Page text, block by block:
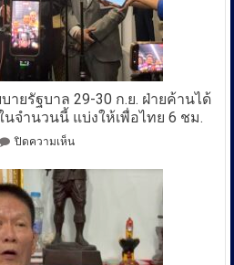
ย่าน
เจริญกรุง
ผู้
ว่าฯ
ชัช
ชาติ
ลั่น
ดำเนิน
คดี
ขาด
ายรัฐบาล 29-30 ก.ย. ฝ่ายค้านได้
นจำนวนนี้ แบ่งให้เพื่อไทย 6 ชม.
ปิดความเห็นบน
เคาะ
วัน
แถลง
นโยบาย
รัฐบาล